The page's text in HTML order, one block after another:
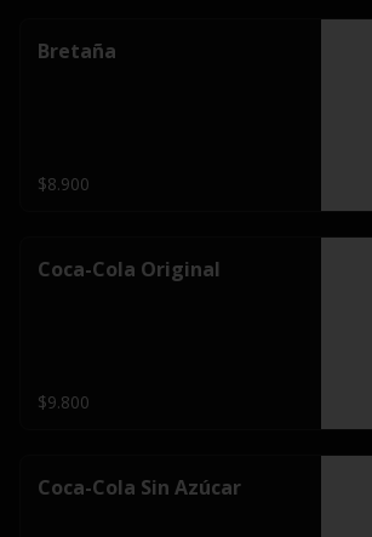
Bretaña
$8.900
Coca-Cola Original
$9.800
Coca-Cola Sin Azúcar